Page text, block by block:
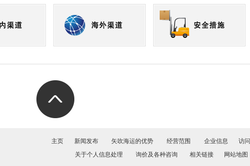
主页 矢吹海运的优势 经营范围 企业信息 访问
网站地图
相关链接
询价及各种咨询
关于个人信息处理
新闻发布